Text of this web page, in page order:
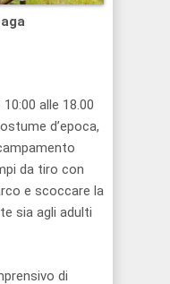
alle 18.00
d’epoca,
da tiro con
e scoccare la
sia agli adulti
di